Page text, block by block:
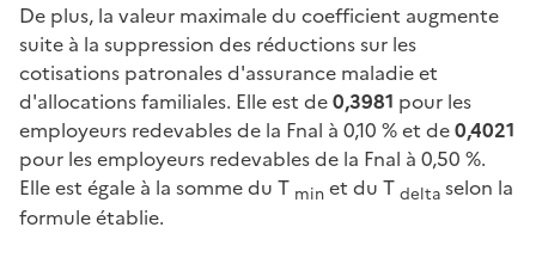
De plus, la valeur maximale du coefficient augmente
suite à la suppression des réductions sur les
cotisations patronales d'assurance maladie et
d'allocations familiales. Elle est de0,3981 pour les
employeurs redevables de la Fnal à 0,10 % et de0,4021
pour les employeurs redevables de la Fnal à 0,50 %.
Elle est égale à la somme du T min et du T delta selon la
formule établie.